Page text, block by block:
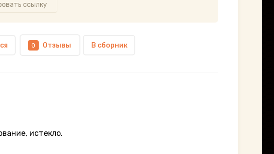
ссылку
0 Отзывы В сборник
истекло.